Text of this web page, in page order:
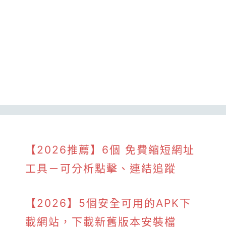
【2026推薦】6個 免費縮短網址
工具－可分析點擊、連結追蹤
【2026】5個安全可用的APK下
載網站，下載新舊版本安裝檔